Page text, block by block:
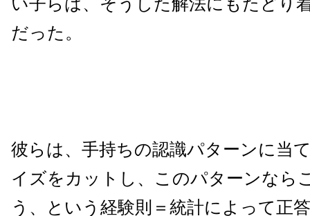
だった。
彼らは、手持ちの認識パターンに当
イズをカットし、このパターンなら
う、という経験則＝統計によって正